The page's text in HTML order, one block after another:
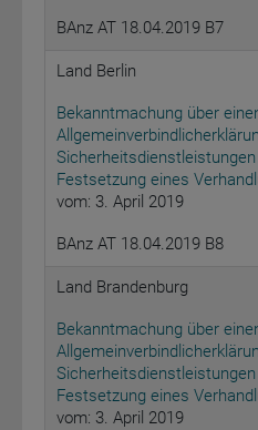
BAnz AT 18.04.2019 B7
Land Berlin
Bekanntmachung über
Festsetzung eines
vom: 3. April 2019
BAnz AT 18.04.2019 B8
Land Brandenburg
Bekanntmachung über
Festsetzung eines
vom: 3. April 2019